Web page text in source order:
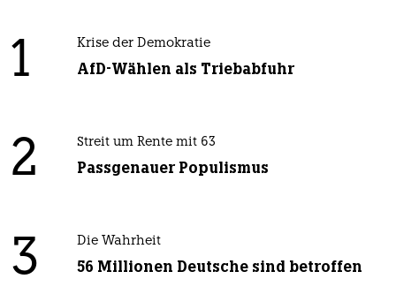
1 Krise der Demokratie
AfD-Wählen als Triebabfuhr
2 Streit um Rente mit 63
Passgenauer Populismus
3 Die Wahrheit
56 Millionen Deutsche sind betroffen